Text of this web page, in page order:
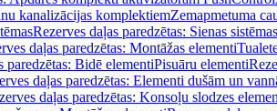
kanalizācijas komplektiemZemapmetuma
Rezerves daļas paredzētas: Sienas sistēmas
daļas paredzētas: Montāžas elementi
paredzētas: Bidē elementiPisuāru elementi
daļas paredzētas: Elementi dušām un
daļas paredzētas: Konsoļu slodzes